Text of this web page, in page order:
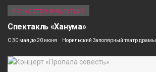
Искусство и культура
Спектакль «Ханума»
С 30 мая до 20 июня Норильский Заполярный театр драмы